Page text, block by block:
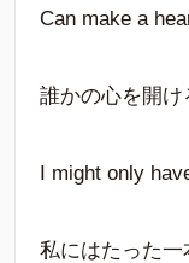
Can make a
誰かの心を開け
I might only
私にはたった